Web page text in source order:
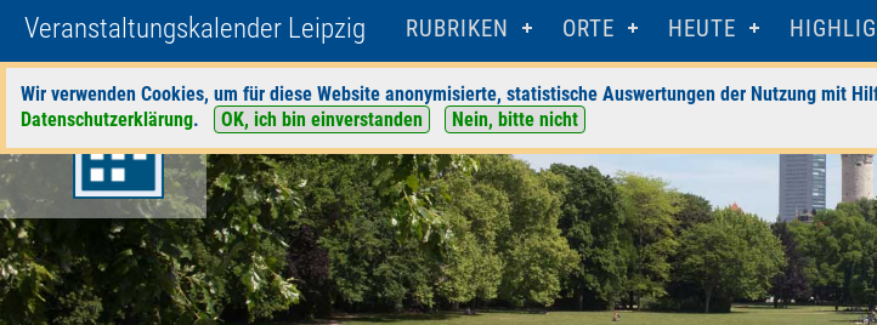
Veranstaltungskalender Leipzig RUBRIKEN ORTE HEUTE
Wir verwenden Cookies, um für diese Website anonymisierte, statistische Auswertungen der Nutzung mit
Datenschutzerklärung. OK, ich bin einverstanden Nein, bitte nicht